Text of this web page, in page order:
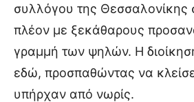
συλλόγου της Θεσσαλονίκης
πλέον με ξεκάθαρους
γραμμή των ψηλών. Η
εδώ, προσπαθώντας να
υπήρχαν από νωρίς.